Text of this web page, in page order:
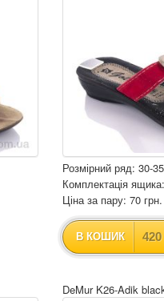
Розмірний ряд: 30-35
Комплектація
Ціна за пару: 70 грн.
В КОШИК 420
DeMur K26-Adik